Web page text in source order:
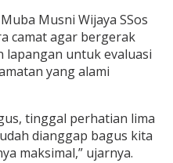
Musni Wijaya SSos
camat agar bergerak
lapangan untuk evaluasi
yang alami
tinggal perhatian lima
dianggap bagus kita
maksimal,” ujarnya.